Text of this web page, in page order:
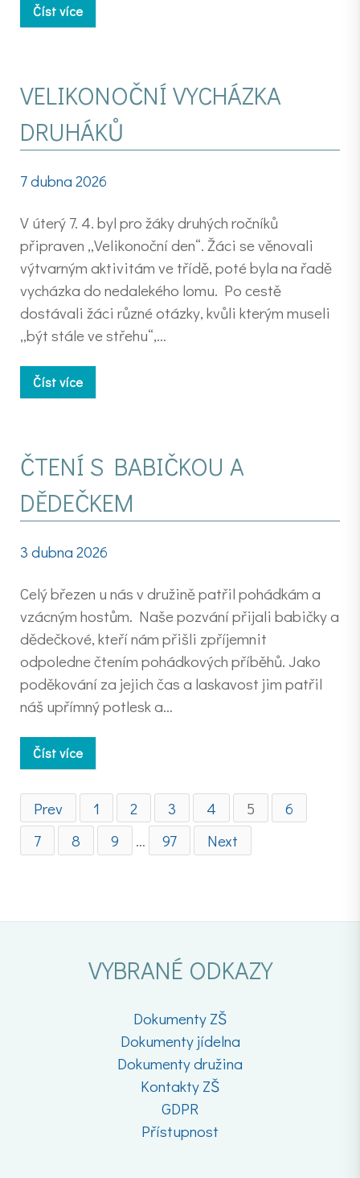
Číst více
VELIKONOČNÍ VYCHÁZKA
DRUHÁKŮ
7 dubna 2026
V úterý 7. 4. byl pro žáky druhých ročníků
připraven „Velikonoční den“. Žáci se věnovali
výtvarným aktivitám ve třídě, poté byla na řadě
vycházka do nedalekého lomu. Po cestě
dostávali žáci různé otázky, kvůli kterým museli
„být stále ve střehu“,…
Číst více
ČTENÍ S BABIČKOU A
DĚDEČKEM
3 dubna 2026
Celý březen u nás v družině patřil pohádkám a
vzácným hostům. Naše pozvání přijali babičky a
dědečkové, kteří nám přišli zpříjemnit
odpoledne čtením pohádkových příběhů. Jako
poděkování za jejich čas a laskavost jim patřil
náš upřímný potlesk a…
Číst více
Prev 1 2 3 4 5
6
7
8 9 … 97 Next
VYBRANÉ ODKAZY
Dokumenty ZŠ
Dokumenty jídelna
Dokumenty družina
Kontakty ZŠ
GDPR
Přístupnost